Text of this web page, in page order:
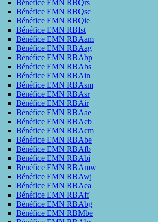
Bénéfice EMN RBQrs
Bénéfice EMN RBQsc
Bénéfice EMN RBQie
Bénéfice EMN RBIst
Bénéfice EMN RBAam
Bénéfice EMN RBAag
Bénéfice EMN RBAbp
Bénéfice EMN RBAbs
Bénéfice EMN RBAin
Bénéfice EMN RBAsm
Bénéfice EMN RBAsr
Bénéfice EMN RBAir
Bénéfice EMN RBAae
Bénéfice EMN RBAcb
Bénéfice EMN RBAcm
Bénéfice EMN RBAbe
Bénéfice EMN RBAfb
Bénéfice EMN RBAbi
Bénéfice EMN RBAmw
Bénéfice EMN RBAwj
Bénéfice EMN RBAea
Bénéfice EMN RBAff
Bénéfice EMN RBAbg
Bénéfice EMN RBMbe